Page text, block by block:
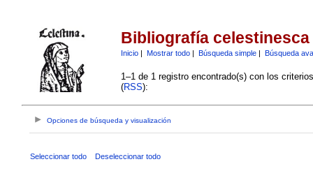
Bibliografía celestinesca
Inicio| Mostrar todo| Búsqueda simple| Búsqueda
1–1 de 1 registro encontrado(s) con los
(RSS):
Opciones de búsqueda y visualización
Seleccionar todo Deseleccionar todo